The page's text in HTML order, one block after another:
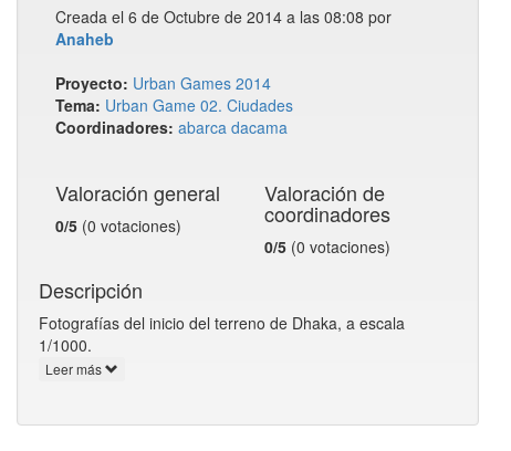
Creada el 6 de Octubre de 2014 a las 08:08 por
Anaheb
Proyecto: Urban Games 2014
Tema: Urban Game 02. Ciudades
Coordinadores: abarca dacama
Valoración general
0/5 (0 votaciones)
Valoración de
coordinadores
0/5 (0 votaciones)
Descripción
Fotografías del inicio del terreno de Dhaka, a escala
1/1000.
Leer más